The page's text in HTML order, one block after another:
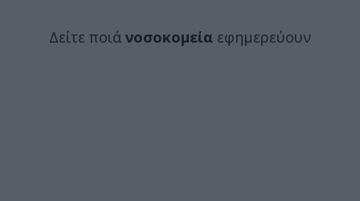
Δείτε ποιά νοσοκομεία εφημερεύουν